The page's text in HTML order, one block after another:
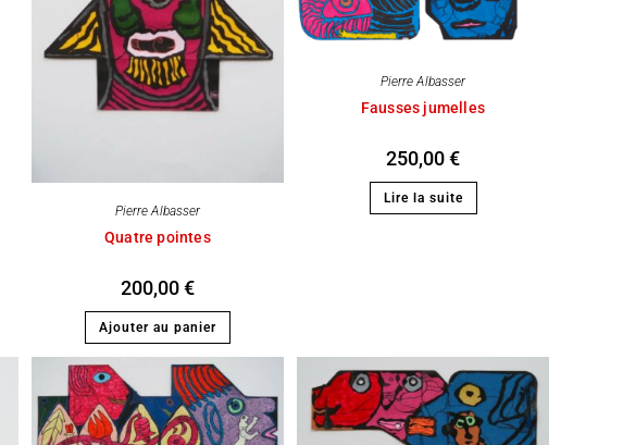
Pierre Albasser
Quatre pointes
200,00€
Ajouter au panier
Pierre Albasser
Fausses jumelles
250,00€
Lire la suite